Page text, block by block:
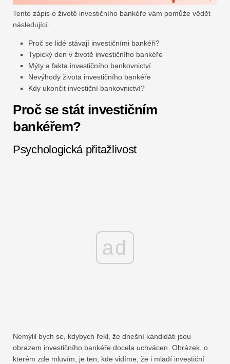
Tento zápis o životě investičního bankéře vám pomůže vědět
následující.
Proč se lidé stávají investičními bankéři?
Typický den v životě investičního bankéře
Mýty a fakta investičního bankovnictví
Nevýhody života investičního bankéře
Kdy ukončit investiční bankovnictví?
Proč se stát investičním
bankéřem?
Psychologická přitažlivost
ad
Nemýlil bych se, kdybych řekl, že dnešní kandidáti jsou
obrazem investičního bankéře docela uchvácen. Obrázek, o
kterém zde mluvím, je ten, kde vidíme, že i mladí investiční